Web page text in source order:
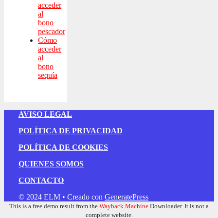
acceder
al
bono
pescador
Cómo
acceder
al
bono
sequía
AVISO LEGAL
POLÍTICA DE PRIVACIDAD
POLÍTICA DE COOKIES
QUIENES SOMOS
CONTACTO
© 2024 ELM • Creado con GeneratePress
This is a free demo result from the Wayback Machine Downloader. It is not a
complete website.